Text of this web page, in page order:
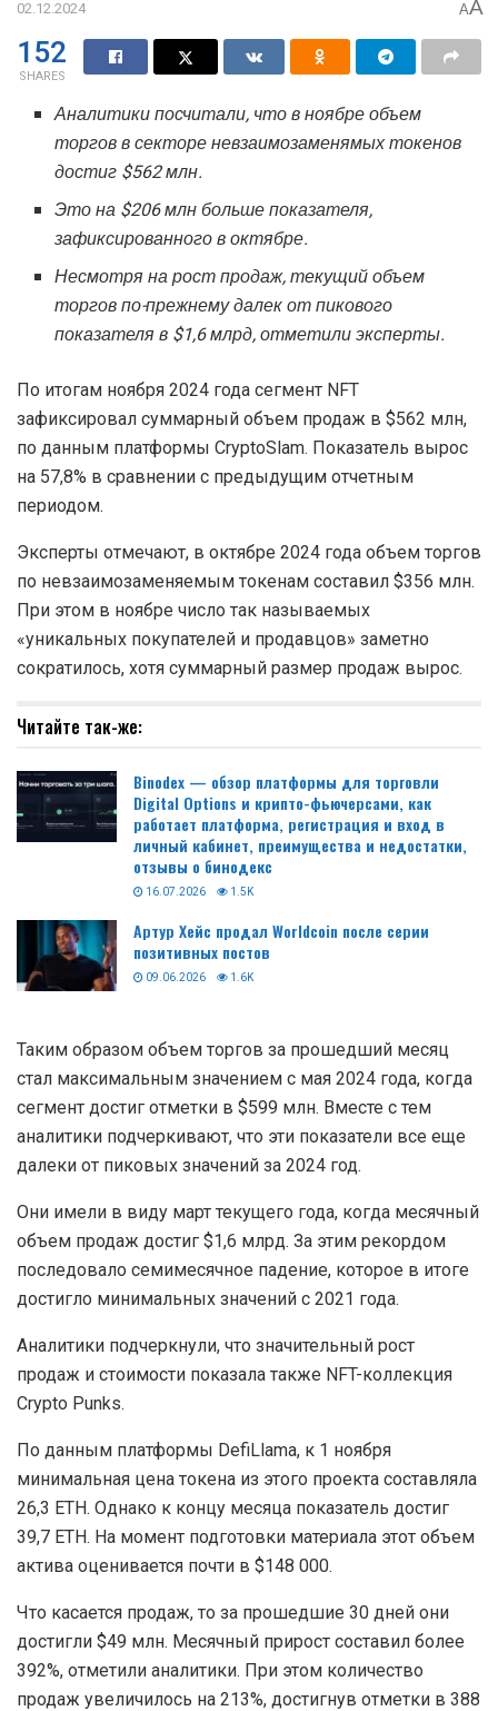
02.12.2024 AA
152
SHARES
Аналитики посчитали, что в ноябре объем
торгов в секторе невзаимозаменямых токенов
достиг $562 млн.
Это на $206 млн больше показателя,
зафиксированного в октябре.
Несмотря на рост продаж, текущий объем
торгов по-прежнему далек от пикового
показателя в $1,6 млрд, отметили эксперты.
По итогам ноября 2024 года сегмент NFT
зафиксировал суммарный объем продаж в $562 млн,
по данным платформы CryptoSlam. Показатель вырос
на 57,8% в сравнении с предыдущим отчетным
периодом.
Эксперты отмечают, в октябре 2024 года объем торгов
по невзаимозаменяемым токенам составил $356 млн.
При этом в ноябре число так называемых
«уникальных покупателей и продавцов» заметно
сократилось, хотя суммарный размер продаж вырос.
Читайте так-же:
Binodex — обзор платформы для торговли
Digital Options и крипто-фьючерсами, как
работает платформа, регистрация и вход в
личный кабинет, преимущества и недостатки,
отзывы о бинодекс
16.07.2026 1.5K
Артур Хейс продал Worldcoin после серии
позитивных постов
09.06.2026 1.6K
Таким образом объем торгов за прошедший месяц
стал максимальным значением с мая 2024 года, когда
сегмент достиг отметки в $599 млн. Вместе с тем
аналитики подчеркивают, что эти показатели все еще
далеки от пиковых значений за 2024 год.
Они имели в виду март текущего года, когда месячный
объем продаж достиг $1,6 млрд. За этим рекордом
последовало семимесячное падение, которое в итоге
достигло минимальных значений с 2021 года.
Аналитики подчеркнули, что значительный рост
продаж и стоимости показала также NFT-коллекция
Crypto Punks.
По данным платформы DefiLlama, к 1 ноября
минимальная цена токена из этого проекта составляла
26,3 ETH. Однако к концу месяца показатель достиг
39,7 ETH. На момент подготовки материала этот объем
актива оценивается почти в $148 000.
Что касается продаж, то за прошедшие 30 дней они
достигли $49 млн. Месячный прирост составил более
392%, отметили аналитики. При этом количество
продаж увеличилось на 213%, достигнув отметки в 388